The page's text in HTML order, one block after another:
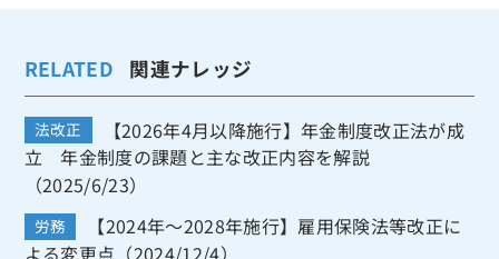
RELATED 関連ナレッジ
法改正
【2026年4月以降施行】年金制度改正法が成
立 年金制度の課題と主な改正内容を解説
（2025/6/23）
労務
【2024年～2028年施行】雇用保険法等改正に
よる変更点（2024/12/4）